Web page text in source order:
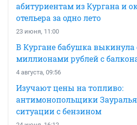
абитуриентам из Кургана и
отельера за одно лето
23 июня, 11:00
В Кургане бабушка выкинула
миллионами рублей с
4 августа, 09:56
Изучают цены на топливо:
антимонопольщики
ситуации с бензином